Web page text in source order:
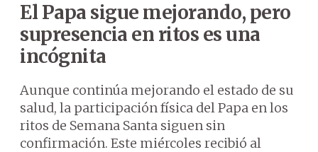
El Papa sigue mejorando, pero
supresencia en ritos es una
incógnita
Aunque continúa mejorando el estado de su
salud, la participación física del Papa en los
ritos de Semana Santa siguen sin
confirmación. Este miércoles recibió al